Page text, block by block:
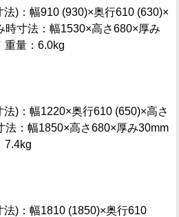
)：幅910 (930)×奥行610 (630)×
時寸法：幅1530×高さ680×厚み
重量：6.0kg
)：幅1220×奥行610 (650)×高さ
法：幅1850×高さ680×厚み30mm
7.4kg
)：幅1810 (1850)×奥行610